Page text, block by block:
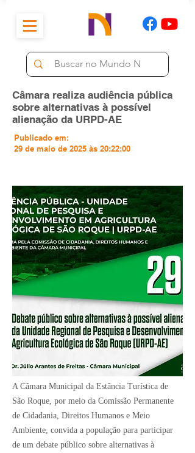
Câmara realiza audiência pública
sobre alternativas à possível
alienação da URPD-AE
Publicado em:
29 de maio de 2025 às 20:22:00
Divulgação
A Câmara Municipal da Estância Turística de
São Roque, por meio da Comissão Permanente
de Cidadania, Direitos Humanos e Meio
Ambiente, convida a população para participar
de um debate público sobre alternativas à